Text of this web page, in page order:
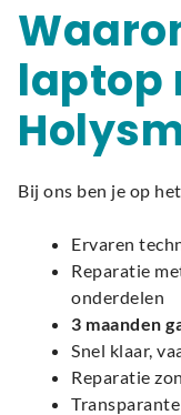
laptop
Bij ons ben je op
Ervaren
Reparatie
onderdelen
3 maanden
Snel klaar,
Reparatie